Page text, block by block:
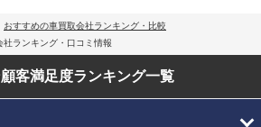
おすすめの車買取会社ランキング・比較
ランキング・口コミ情報
客満足度ランキング一覧